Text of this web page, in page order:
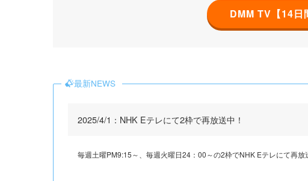
DMM TV【14日
最新NEWS
2025/4/1：NHK Eテレにて2枠で再放送中！
毎週土曜PM9:15～、毎週火曜日24：00～の2枠でNHK Eテレにて再放